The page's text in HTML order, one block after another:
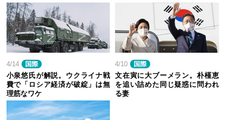
4/14 国際
小泉悠氏が解説。ウクライナ戦
費で「ロシア経済が破綻」は無
理筋なワケ
4/10 国際
文在寅に大ブーメラン。朴槿恵
を追い詰めた同じ疑惑に問われ
る妻